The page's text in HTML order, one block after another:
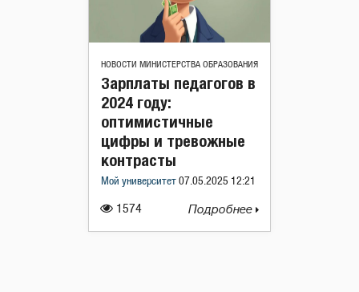
НОВОСТИ МИНИСТЕРСТВА ОБРАЗОВАНИЯ
1574
Зарплаты педагогов в
2024 году:
оптимистичные
цифры и тревожные
контрасты
Мой университет 07.05.2025 12:21
Подробнее